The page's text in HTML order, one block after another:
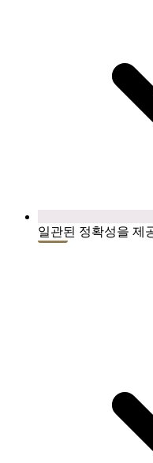
일관된 정확성을 제